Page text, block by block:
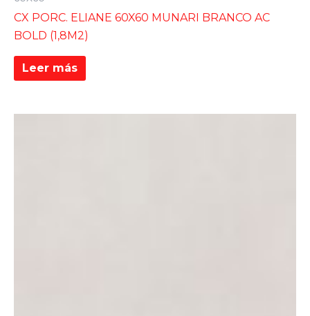
CX PORC. ELIANE 60X60 MUNARI BRANCO AC
BOLD (1,8M2)
Leer más